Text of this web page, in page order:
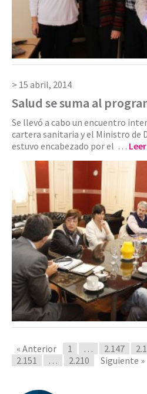
15 abril, 2014
Salud se suma al
Se llevó a cabo un encuentro
cartera sanitaria y el Ministro de
estuvo encabezado por el …
« Anterior 1 … 2.147
2.151
… 2.210 Siguiente »